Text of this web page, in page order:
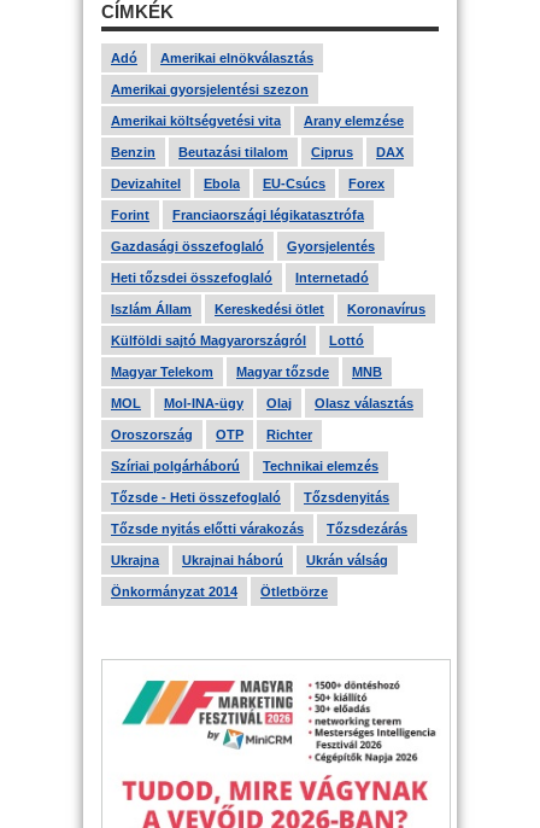
CÍMKÉK
Adó Amerikai elnökválasztás
Amerikai gyorsjelentési szezon
Amerikai költségvetési vita Arany elemzése
Benzin Beutazási tilalom Ciprus DAX
Devizahitel Ebola EU-Csúcs Forex
Forint Franciaországi légikatasztrófa
Gazdasági összefoglaló Gyorsjelentés
Heti tőzsdei összefoglaló Internetadó
Iszlám Állam Kereskedési ötlet Koronavírus
Külföldi sajtó Magyarországról Lottó
Magyar Telekom Magyar tőzsde MNB
MOL Mol-INA-ügy Olaj Olasz választás
Oroszország OTP Richter
Szíriai polgárháború Technikai elemzés
Tőzsde - Heti összefoglaló Tőzsdenyitás
Tőzsde nyitás előtti várakozás Tőzsdezárás
Ukrajna Ukrajnai háború Ukrán válság
Önkormányzat 2014 Ötletbörze